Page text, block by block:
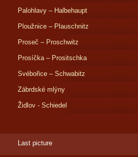
Palohlavy – Halbehaupt
Ploužnice – Plauschnitz
Proseč – Proschwitz
Prosíčka – Prositschka
Svébořice – Schwabitz
Zábrdské mlýny
Židlov - Schiedel
Last picture